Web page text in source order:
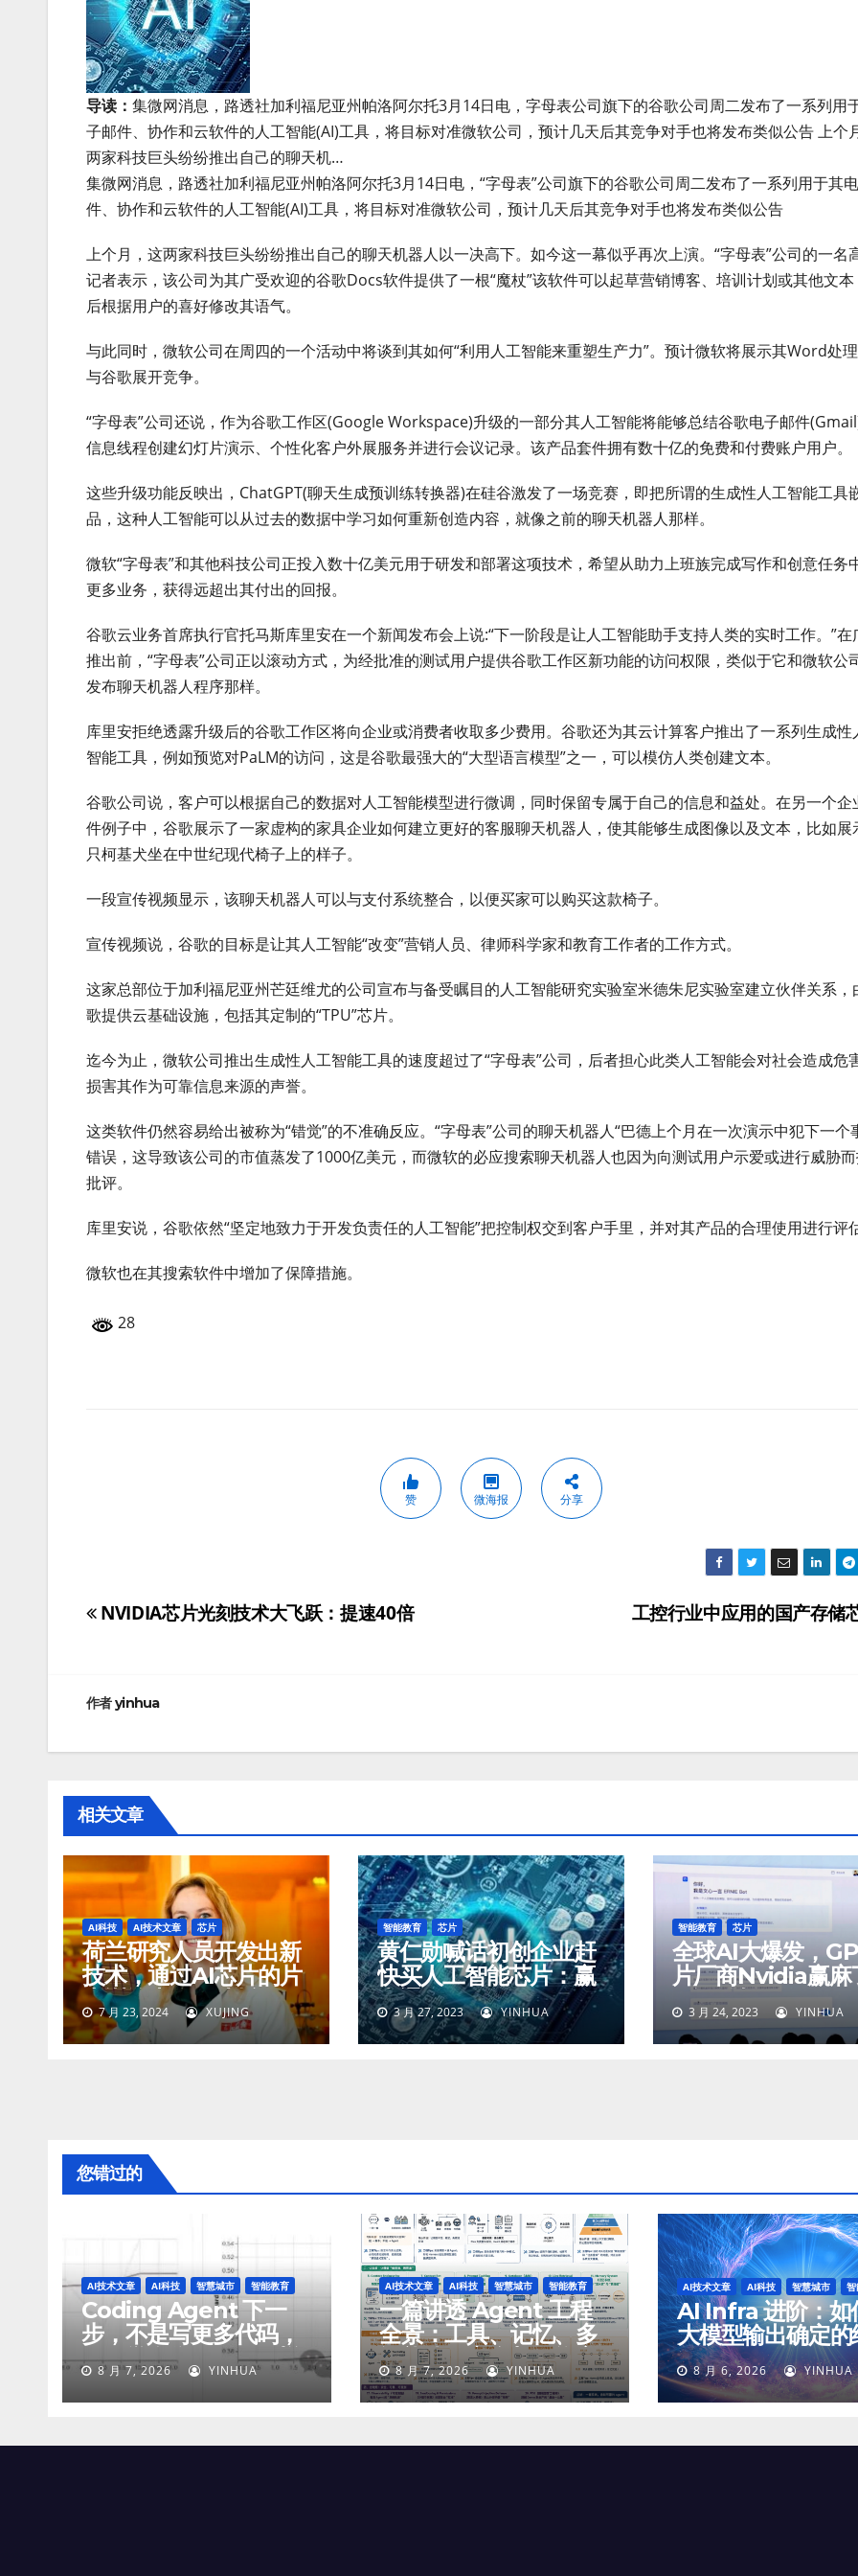
导读： 集微网消息，路透社加利福尼亚州帕洛阿尔托3月14日电，字母表公司旗下的谷歌公司周二发布了一系列用
子邮件、协作和云软件的人工智能(AI)工具，将目标对准微软公司，预计几天后其竞争对手也将发布类似公告 上个
两家科技巨头纷纷推出自己的聊天机…
集微网消息，路透社加利福尼亚州帕洛阿尔托3月14日电，“字母表”公司旗下的谷歌公司周二发布了一系列用于其
件、协作和云软件的人工智能(AI)工具，将目标对准微软公司，预计几天后其竞争对手也将发布类似公告
上个月，这两家科技巨头纷纷推出自己的聊天机器人以一决高下。如今这一幕似乎再次上演。“字母表”公司的一名
记者表示，该公司为其广受欢迎的谷歌Docs软件提供了一根“魔杖”该软件可以起草营销博客、培训计划或其他文
后根据用户的喜好修改其语气。
与此同时，微软公司在周四的一个活动中将谈到其如何“利用人工智能来重塑生产力”。预计微软将展示其Word处
与谷歌展开竞争。
“字母表”公司还说，作为谷歌工作区(Google Workspace)升级的一部分其人工智能将能够总结谷歌电子邮件
信息线程创建幻灯片演示、个性化客户外展服务并进行会议记录。该产品套件拥有数十亿的免费和付费账户用户。
这些升级功能反映出，ChatGPT(聊天生成预训练转换器)在硅谷激发了一场竞赛，即把所谓的生成性人工智能工具
品，这种人工智能可以从过去的数据中学习如何重新创造内容，就像之前的聊天机器人那样。
微软“字母表”和其他科技公司正投入数十亿美元用于研发和部署这项技术，希望从助力上班族完成写作和创意任务
更多业务，获得远超出其付出的回报。
谷歌云业务首席执行官托马斯库里安在一个新闻发布会上说:“下一阶段是让人工智能助手支持人类的实时工作。”在
推出前，“字母表”公司正以滚动方式，为经批准的测试用户提供谷歌工作区新功能的访问权限，类似于它和微软公
发布聊天机器人程序那样。
库里安拒绝透露升级后的谷歌工作区将向企业或消费者收取多少费用。谷歌还为其云计算客户推出了一系列生成性
智能工具，例如预览对PaLM的访问，这是谷歌最强大的“大型语言模型”之一，可以模仿人类创建文本。
谷歌公司说，客户可以根据自己的数据对人工智能模型进行微调，同时保留专属于自己的信息和益处。在另一个企
件例子中，谷歌展示了一家虚构的家具企业如何建立更好的客服聊天机器人，使其能够生成图像以及文本，比如展
只柯基犬坐在中世纪现代椅子上的样子。
一段宣传视频显示，该聊天机器人可以与支付系统整合，以便买家可以购买这款椅子。
宣传视频说，谷歌的目标是让其人工智能“改变”营销人员、律师科学家和教育工作者的工作方式。
这家总部位于加利福尼亚州芒廷维尤的公司宣布与备受瞩目的人工智能研究实验室米德朱尼实验室建立伙伴关系，
歌提供云基础设施，包括其定制的“TPU”芯片。
迄今为止，微软公司推出生成性人工智能工具的速度超过了“字母表”公司，后者担心此类人工智能会对社会造成危
损害其作为可靠信息来源的声誉。
这类软件仍然容易给出被称为“错觉”的不准确反应。“字母表”公司的聊天机器人“巴德上个月在一次演示中犯下一个
错误，这导致该公司的市值蒸发了1000亿美元，而微软的必应搜索聊天机器人也因为向测试用户示爱或进行威胁
批评。
库里安说，谷歌依然“坚定地致力于开发负责任的人工智能”把控制权交到客户手里，并对其产品的合理使用进行评
微软也在其搜索软件中增加了保障措施。
28
赞 微海报 分享
文
导
工控行业中应用的国产存储
NVIDIA芯片光刻技术大飞跃：提速40倍
作者yinhua
相关文章
AI科技 AI技术文章 芯片
荷兰研究人员开发出新
技术，通过AI芯片的片
上训练来降低功耗
7 月 23, 2024 XUJING
智能教育 芯片
黄仁勋喊话初创企业赶
快买人工智能芯片：赢
者通吃
3 月 27, 2023 YINHUA
智能教育 芯片
全球AI大爆发，
片厂商Nvidia赢麻
3个月涨2万亿
3 月 24, 2023 YINHUA
您错过的
AI技术文章 AI科技 智慧城市 智能教育
Coding Agent 下一
步，不是写更多代码，
而是学会像工程师一样
工作
8 月 7, 2026 YINHUA
AI技术文章 AI科技 智慧城市 智能教育
一篇讲透 Agent 工程
全景：工具、记忆、多
智能体、安全与最终交
付8 月 7, 2026 YINHUA
AI技术文章 AI科技 智慧城市
AI Infra 进阶：如
大模型输出确定的
8 月 6, 2026 YINHUA